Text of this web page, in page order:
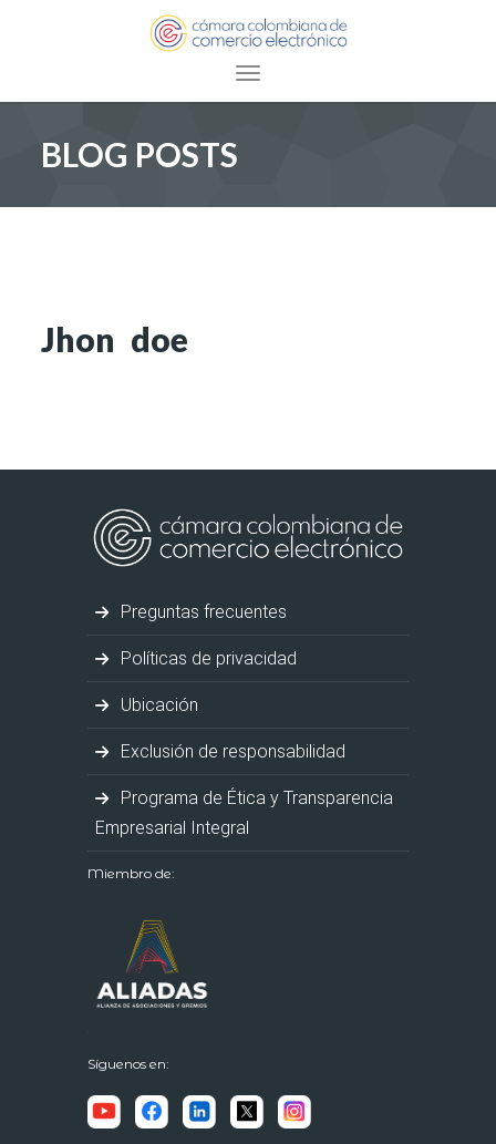
Toggle navigation
BLOG POSTS
Jhon doe
Preguntas frecuentes
Políticas de privacidad
Ubicación
Exclusión de responsabilidad
Programa de Ética y Transparencia
Empresarial Integral
Miembro de:
Síguenos en: